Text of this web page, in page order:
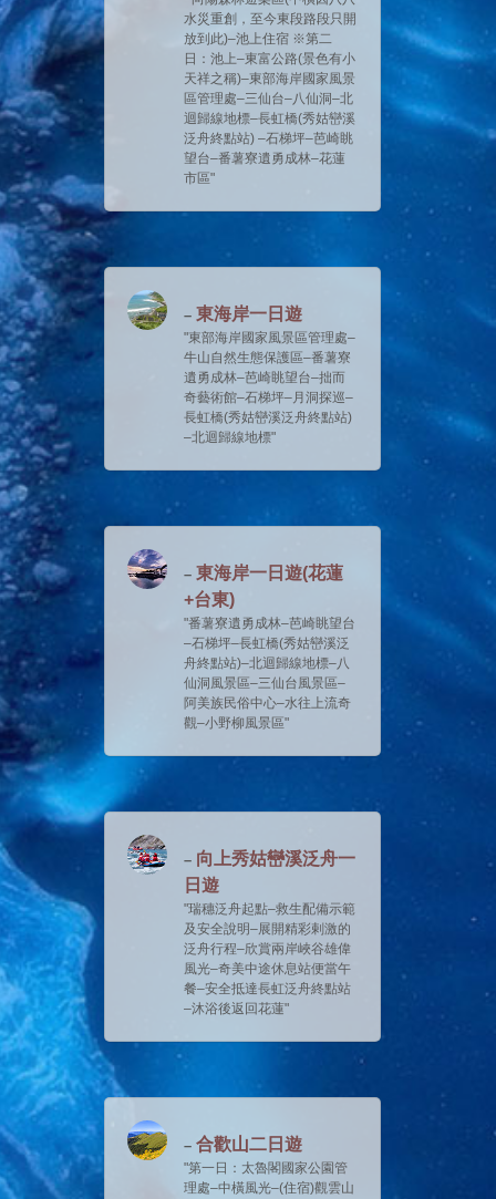
水災重創，至今東段路段只開
放到此)–池上住宿 ※第二
日：池上–東富公路(景色有小
天祥之稱)–東部海岸國家風景
區管理處–三仙台–八仙洞–北
迴歸線地標–長虹橋(秀姑巒溪
泛舟終點站) –石梯坪–芭崎眺
望台–番薯寮遺勇成林–花蓮
市區
東海岸一日遊
東部海岸國家風景區管理處–
牛山自然生態保護區–番薯寮
遺勇成林–芭崎眺望台–拙而
奇藝術館–石梯坪–月洞探巡–
長虹橋(秀姑巒溪泛舟終點站)
–北迴歸線地標
東海岸一日遊(花蓮
+台東)
番薯寮遺勇成林–芭崎眺望台
–石梯坪–長虹橋(秀姑巒溪泛
舟終點站)–北迴歸線地標–八
仙洞風景區–三仙台風景區–
阿美族民俗中心–水往上流奇
觀–小野柳風景區
向上秀姑巒溪泛舟一
日遊
瑞穗泛舟起點–救生配備示範
及安全說明–展開精彩剌激的
泛舟行程–欣賞兩岸峽谷雄偉
風光–奇美中途休息站便當午
餐–安全抵達長虹泛舟終點站
–沐浴後返回花蓮
合歡山二日遊
第一日：太魯閣國家公園管
理處–中橫風光–(住宿)觀雲山